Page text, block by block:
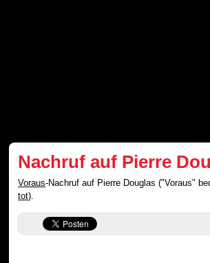
Nachruf auf Pierre
Voraus-Nachruf auf Pierre Douglas ("Voraus"
tot).